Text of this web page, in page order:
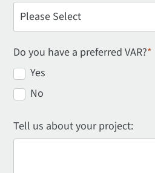
Do you have a preferred VAR?*
Yes
No
Tell us about your project: